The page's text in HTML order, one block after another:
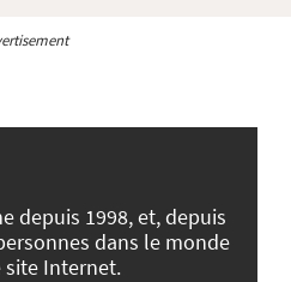
depuis 1998, et, depuis
dans le monde
Internet.